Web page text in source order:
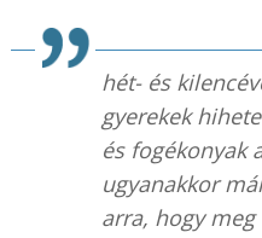
hét- és
gyerekek
és fogékonyak
ugyanakkor
arra, hogy